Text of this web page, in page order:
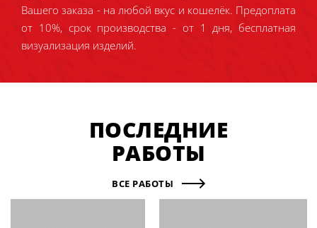
Вашего заказа - на любой вкус и кошелёк. Предоплата
от 10%, срок производства - от 1 дня, бесплатная
визуализация изделий.
ПОСЛЕДНИЕ
РАБОТЫ
ВСЕ РАБОТЫ